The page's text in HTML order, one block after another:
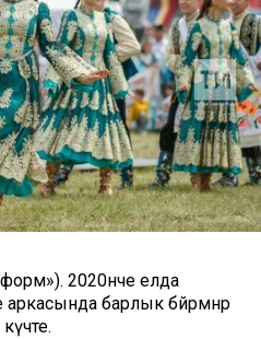
2020нче елда
барлык бәйрәмнәр